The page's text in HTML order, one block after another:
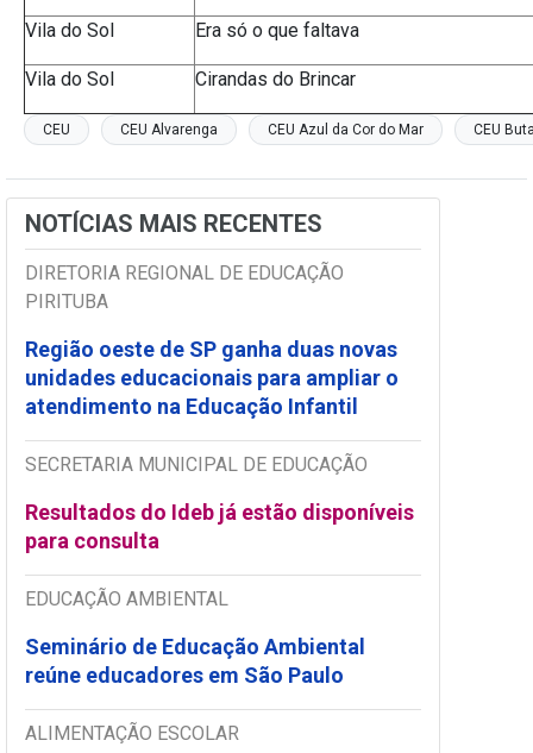
Vila do Sol Era só o que faltava
Vila do Sol Cirandas do Brincar
CEU CEU Alvarenga CEU Azul da Cor do Mar CEU
NOTÍCIAS MAIS RECENTES
DIRETORIA REGIONAL DE EDUCAÇÃO
PIRITUBA
Região oeste de SP ganha duas novas
unidades educacionais para ampliar o
atendimento na Educação Infantil
SECRETARIA MUNICIPAL DE EDUCAÇÃO
Resultados do Ideb já estão disponíveis
para consulta
EDUCAÇÃO AMBIENTAL
Seminário de Educação Ambiental
reúne educadores em São Paulo
ALIMENTAÇÃO ESCOLAR